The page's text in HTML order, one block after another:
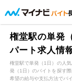
権堂駅の単発
パート求人情
権堂駅で単発（1日）の人
発（1日）のバイトを探す
希望の給与や支払方法でバ